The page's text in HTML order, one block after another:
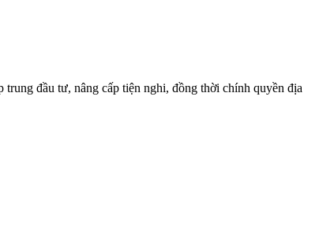
đầu tư, nâng cấp tiện nghi, đồng thời chính quyền địa